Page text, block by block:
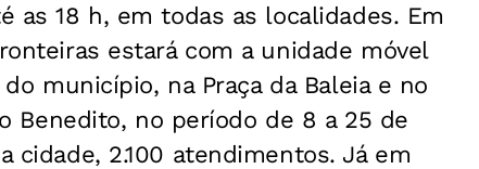
as 18 h, em todas as localidades. Em
estará com a unidade móvel
município, na Praça da Baleia e no
Benedito, no período de 8 a 25 de
cidade, 2.100 atendimentos. Já em